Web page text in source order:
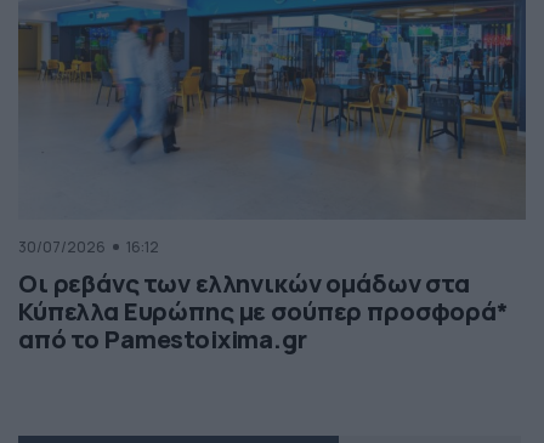
30/07/2026 16:12
Οι ρεβάνς των ελληνικών ομάδων στα
Κύπελλα Ευρώπης με σούπερ προσφορά*
από το Pamestoixima.gr